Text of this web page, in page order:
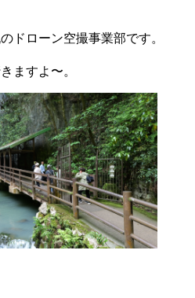
ドローン空撮事業部です。
ますよ〜。